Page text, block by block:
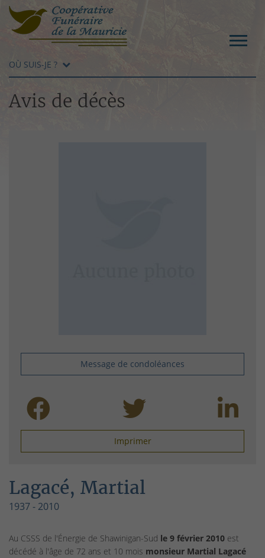
OÙ SUIS-JE ?
Avis de décès
Message de condoléances
Imprimer
Lagacé, Martial
1937 - 2010
Au CSSS de l'Énergie de Shawinigan-Sud le 9 février 2010 est
décédé à l'âge de 72 ans et 10 mois monsieur Martial Lagacé